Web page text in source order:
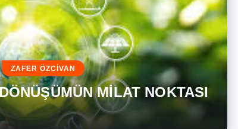
ZAFER ÖZCİVAN
MİLAT NOKTASI